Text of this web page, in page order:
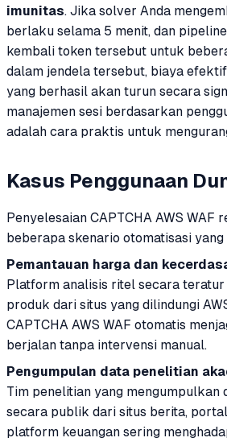
imunitas. Jika solver Anda
berlaku selama 5 menit, dan
kembali token tersebut untuk
dalam jendela tersebut, biaya
yang berhasil akan turun secara
manajemen sesi berdasarkan
adalah cara praktis untuk
Kasus Penggunaan
Penyelesaian CAPTCHA AWS WAF
beberapa skenario otomatisasi yang
Pemantauan harga dan
Platform analisis ritel secara
produk dari situs yang dilindungi
CAPTCHA AWS WAF otomatis
berjalan tanpa intervensi manual.
Pengumpulan data penelitian
Tim penelitian yang mengumpulkan
secara publik dari situs berita,
platform keuangan sering